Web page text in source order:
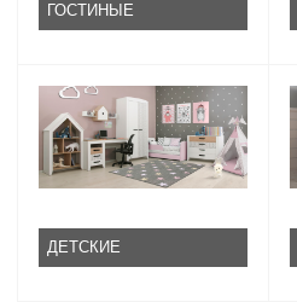
ГОСТИНЫЕ
ДЕТСКИЕ